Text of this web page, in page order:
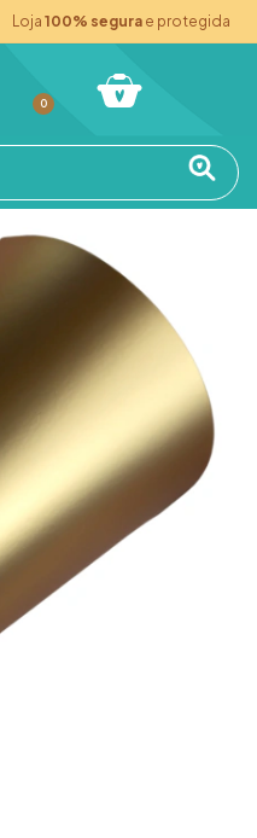
Loja100% segurae protegida
0